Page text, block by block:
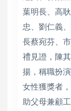
葉明長、高
忠、劉仁義
長蔡宛芬、
禮見證，陳
揚，稱職扮
女性獲獎者
助父母兼顧